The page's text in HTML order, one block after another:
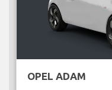
OPEL ADAM